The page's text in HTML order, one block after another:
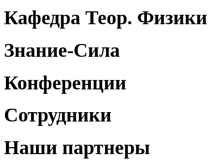
Кафедра Теор. Физики
Знание-Сила
Конференции
Сотрудники
Наши партнеры